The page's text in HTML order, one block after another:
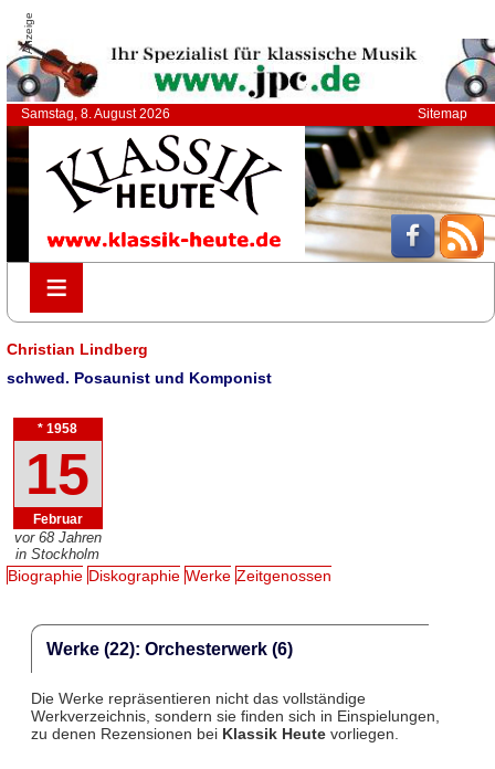
Anzeige
Samstag, 8. August 2026 Sitemap
≡
≡
Christian Lindberg
schwed. Posaunist und Komponist
* 1958
15
Februar
vor 68 Jahren
in Stockholm
Biographie Diskographie Werke Zeitgenossen
Werke (22): Orchesterwerk (6)
Die Werke repräsentieren nicht das vollständige
Werkverzeichnis, sondern sie finden sich in Einspielungen,
zu denen Rezensionen bei Klassik Heutevorliegen.